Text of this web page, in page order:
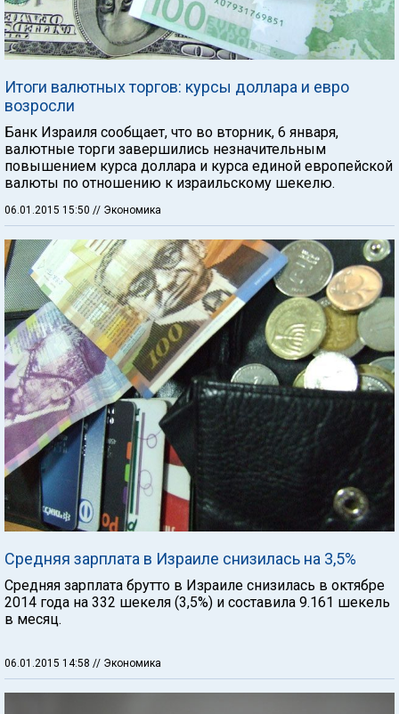
Итоги валютных торгов: курсы доллара и евро
возросли
Банк Израиля сообщает, что во вторник, 6 января,
валютные торги завершились незначительным
повышением курса доллара и курса единой европейской
валюты по отношению к израильскому шекелю.
06.01.2015 15:50 // Экономика
Средняя зарплата в Израиле снизилась на 3,5%
Средняя зарплата брутто в Израиле снизилась в октябре
2014 года на 332 шекеля (3,5%) и составила 9.161 шекель
в месяц.
06.01.2015 14:58 // Экономика